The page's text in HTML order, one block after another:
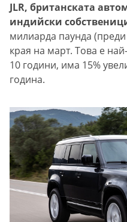
JLR, британската
индийски
милиарда паунда
края на март. Това е
10 години, има 15%
година.